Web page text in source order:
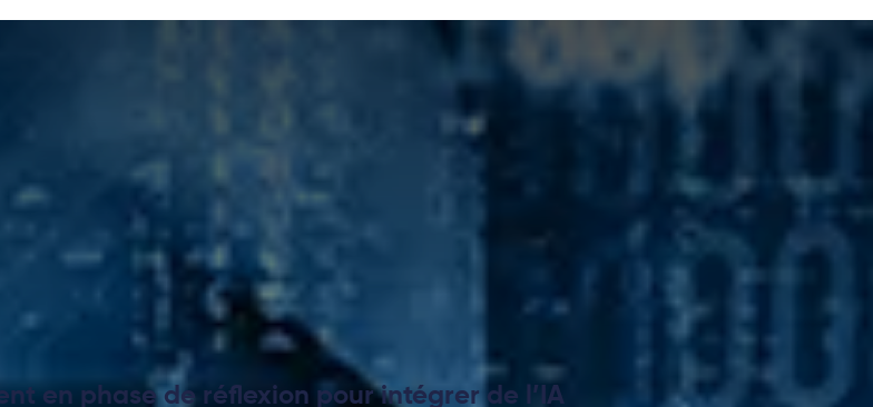
en phase de réflexion pour intégrer de l’IA